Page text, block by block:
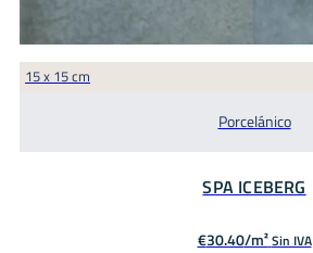
15 x 15 cm
Porcelánico
SPA ICEBERG
€30.40 Sin IVA